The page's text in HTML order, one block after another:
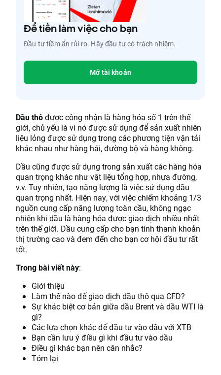
Để tiền làm việc cho bạn
Đầu tư tiềm ẩn rủi ro. Hãy đầu tư có trách nhiệm.
Mở tài khoản
Dầu thôđược công nhận là hàng hóa số 1 trên thế
giới, chủ yếu là vì nó được sử dụng để sản xuất nhiên
liệu lỏng được sử dụng trong các phương tiện vận tải
khác nhau như hàng hải, đường bộ và hàng không.
Dầu cũng được sử dụng trong sản xuất các hàng hóa
quan trọng khác như vật liệu tổng hợp, nhựa đường,
v.v. Tuy nhiên, tạo năng lượng là việc sử dụng dầu
quan trọng nhất. Hiện nay, với việc chiếm khoảng 1/3
nguồn cung cấp năng lượng toàn cầu, không ngạc
nhiên khi dầu là hàng hóa được giao dịch nhiều nhất
trên thế giới. Dầu cung cấp cho bạn tính thanh khoản
thị trường cao và đem đến cho bạn cơ hội đầu tư rất
tốt.
Trong bài viết này:
Giới thiệu
Làm thế nào để giao dịch dầu thô qua CFD?
Sự khác biệt cơ bản giữa dầu Brent và dầu WTI là
gì?
Các lựa chọn khác để đầu tư vào dầu với XTB
Bạn cần lưu ý điều gì khi đầu tư vào dầu
Điều gì khác bạn nên cân nhắc?
Tóm lại